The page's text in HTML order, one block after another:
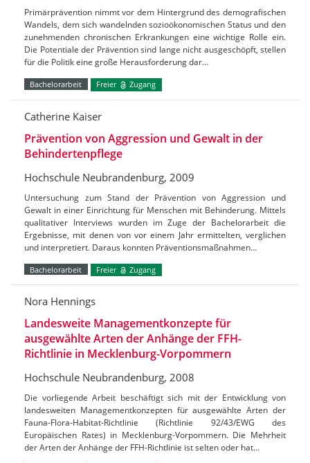
Primärprävention nimmt vor dem Hintergrund des demografischen
Wandels, dem sich wandelnden sozioökonomischen Status und den
zunehmenden chronischen Erkrankungen eine wichtige Rolle ein.
Die Potentiale der Prävention sind lange nicht ausgeschöpft, stellen
für die Politik eine große Herausforderung dar…
Bachelorarbeit Freier Zugang
Catherine Kaiser
Prävention von Aggression und Gewalt in der
Behindertenpflege
Hochschule Neubrandenburg, 2009
Untersuchung zum Stand der Prävention von Aggression und
Gewalt in einer Einrichtung für Menschen mit Behinderung. Mittels
qualitativer Interviews wurden im Zuge der Bachelorarbeit die
Ergebnisse, mit denen von vor einem Jahr ermittelten, verglichen
und interpretiert. Daraus konnten Präventionsmaßnahmen…
Bachelorarbeit Freier Zugang
Nora Hennings
Landesweite Managementkonzepte für
ausgewählte Arten der Anhänge der FFH-
Richtlinie in Mecklenburg-Vorpommern
Hochschule Neubrandenburg, 2008
Die vorliegende Arbeit beschäftigt sich mit der Entwicklung von
landesweiten Managementkonzepten für ausgewählte Arten der
Fauna-Flora-Habitat-Richtlinie (Richtlinie 92/43/EWG des
Europäischen Rates) in Mecklenburg-Vorpommern. Die Mehrheit
der Arten der Anhänge der FFH-Richtlinie ist selten oder hat…